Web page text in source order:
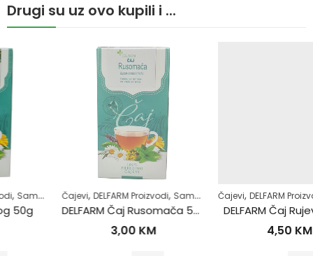
Drugi su uz ovo kupili i ...
Superhrana,Zdrav život
,Zdrav život,Zdravlje kardiovaskularnog sistema
Čajevi,DELFARM Proizvodi,Samoliječenje ,Zdrav život,Žensko zdravlje
DELFARM Čaj Rusomača 50g
Čajevi,DELFARM Proizvodi,Zdrav život
DELFARM Čaj Rujevina 50g